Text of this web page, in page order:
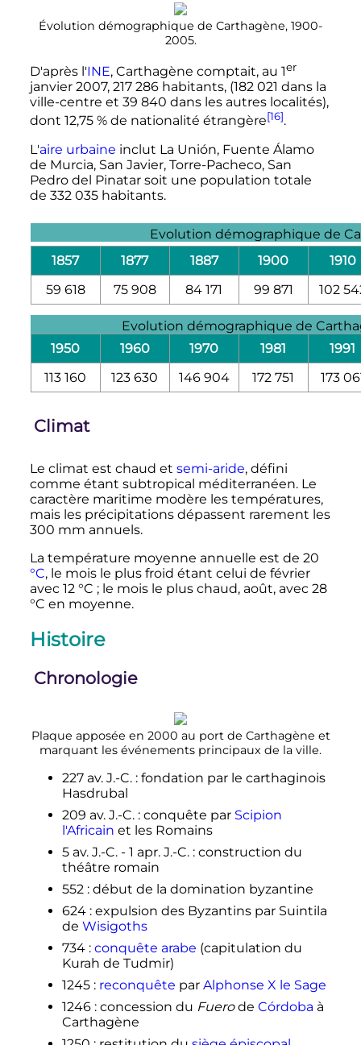
Évolution démographique de Carthagène, 1900-
2005.
D'après l'INE, Carthagène comptait, au 1er
janvier 2007, 217 286 habitants, (182 021 dans la
ville-centre et 39 840 dans les autres localités),
dont 12,75 % de nationalité étrangère[16].
L'aire urbaine inclut La Unión, Fuente Álamo
de Murcia, San Javier, Torre-Pacheco, San
Pedro del Pinatar soit une population totale
de 332 035 habitants.
Evolution démographique de
1857
1877 1887 1900
1910
59 618
75 908 84 171 99 871 102
Evolution démographique de
1950
1960 1970 1981
1991
113 160
123 630 146 904 172 751 173
Climat
Le climat est chaud et semi-aride, défini
comme étant subtropical méditerranéen. Le
caractère maritime modère les températures,
mais les précipitations dépassent rarement les
300 mm annuels.
La température moyenne annuelle est de 20
°C, le mois le plus froid étant celui de février
avec 12 °C ; le mois le plus chaud, août, avec 28
°C en moyenne.
Histoire
Chronologie
Plaque apposée en 2000 au port de Carthagène et
marquant les événements principaux de la ville.
227 av. J.-C. : fondation par le carthaginois
Hasdrubal
209 av. J.-C. : conquête par Scipion
l'Africain et les Romains
5 av. J.-C.- 1 apr. J.-C. : construction du
théâtre romain
552 : début de la domination byzantine
624 : expulsion des Byzantins par Suintila
de Wisigoths
734 : conquête arabe (capitulation du
Kurah de Tudmir)
1245 : reconquête par Alphonse X le Sage
1246 : concession du Fuerode Córdoba à
Carthagène